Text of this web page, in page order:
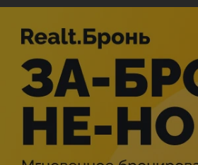
РАСПИСАНИЕ ОПИСАНИЕ
Минск
Мероприятие в этом городе